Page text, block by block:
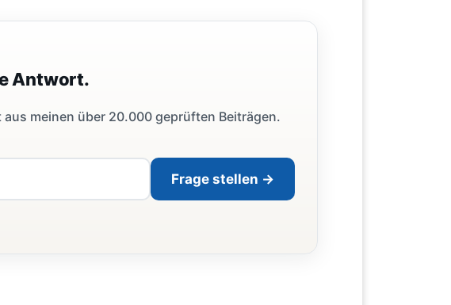
Antwort.
meinen über 20.000 geprüften Beiträgen.
Frage stellen →